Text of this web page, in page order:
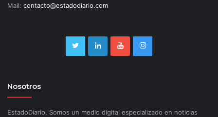
Mail: contacto@estadodiario.com
Nosotros
EstadoDiario. Somos un medio digital especializado en noticias